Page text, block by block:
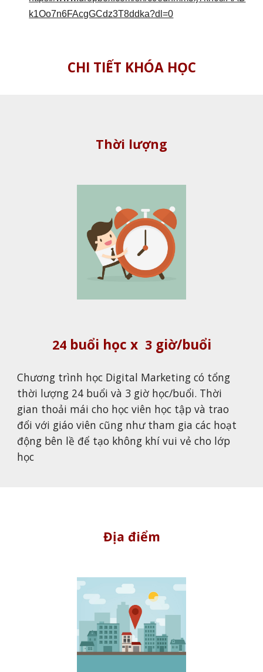
k1Oo7n6FAcgGCdz3T8ddka?dl=0
CHI TIẾT KHÓA HỌC
Thời lượng
24buổi học x 3giờ/buổi
Chương trình học Digital Marketing có tổng
thời lượng 24 buổi và 3 giờ học/buổi. Thời
gian thoải mái cho học viên học tập và trao
đổi với giáo viên cũng như tham gia các hoạt
động bên lề để tạo không khí vui vẻ cho lớp
học
Địa điểm